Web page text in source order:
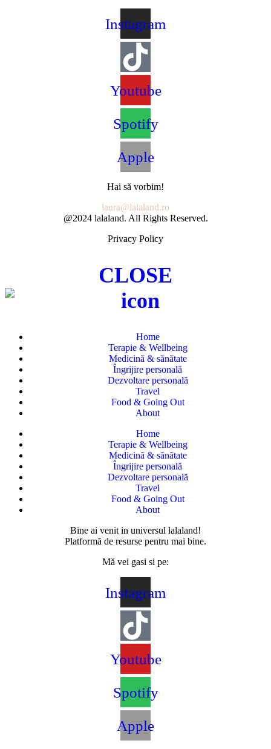
Instagram
Youtube
Spotify
Apple
Hai să vorbim!
laura@lalaland.ro
@2024 lalaland. All Rights Reserved.
Privacy Policy
CLOSE
Home
Terapie & Wellbeing
Medicină & sănătate
Îngrijire personală
Dezvoltare personală
Travel
Food & Going Out
About
Home
Terapie & Wellbeing
Medicină & sănătate
Îngrijire personală
Dezvoltare personală
Travel
Food & Going Out
About
Bine ai venit in universul lalaland!
Platformă de resurse pentru mai bine.
Mă vei gasi si pe:
Instagram
Youtube
Spotify
Apple